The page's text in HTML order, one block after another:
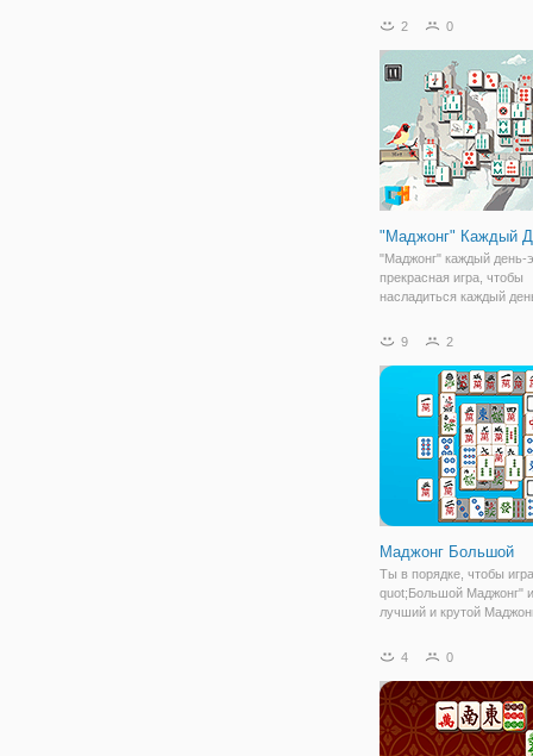
сложить кости для
костяшках. На каждой
определенной костяшке
2 0
"Маджонг" Каждый
"Маджонг" каждый день-
прекрасная игра, чтобы
насладиться каждый
поле.9 2
Маджонг Большой
Ты в порядке, чтобы
quot;Большой Маджонг"
лучший и крутой
000 уровни и забавная
одна из лучших игр 2019.
4 0